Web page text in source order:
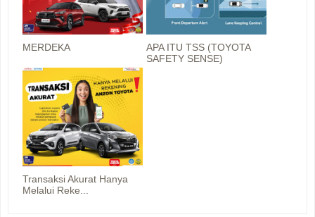
MERDEKA
APA ITU TSS (TOYOTA
SAFETY SENSE)
Transaksi Akurat Hanya
Melalui Reke...